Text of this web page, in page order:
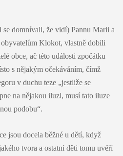
domnívali, že vidí) Pannu Marii a
Klokot, vlastně dobili
obce, ač této události zpočátku
s nějakým očekáváním, čímž
v duchu teze „jestliže se
na nějakou iluzi, musí tato iluze
podobu“.
jsou docela běžné u dětí, když
tvora a ostatní děti tomu uvěří